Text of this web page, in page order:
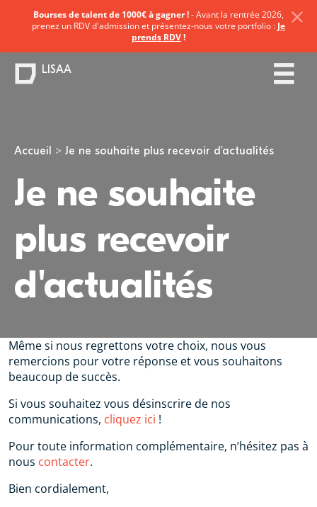
Vous êtes ici
Accueil Je ne souhaite plus recevoir d'actualités
Je ne souhaite
plus recevoir
d'actualités
Même si nous regrettons votre choix, nous vous
remercions pour votre réponse et vous souhaitons
beaucoup de succès.
Si vous souhaitez vous désinscrire de nos
communications, cliquez ici !
Pour toute information complémentaire, n’hésitez pas à
nous contacter.
Bien cordialement,
Bourses de talent de 1000€ à gagner !- Avant la rentrée 2026,
prenez un RDV d'admission et présentez-nous votre portfolio : Je
prends RDV!
LISAA